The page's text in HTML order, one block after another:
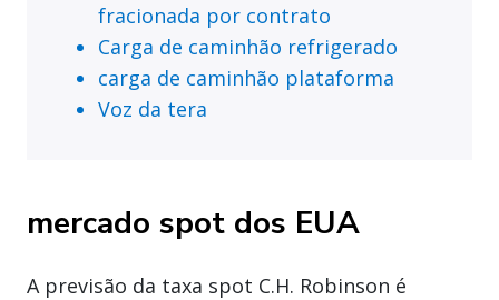
fracionada por contrato
Carga de caminhão refrigerado
carga de caminhão plataforma
Voz da tera
mercado spot dos EUA
A previsão da taxa spot C.H. Robinson é